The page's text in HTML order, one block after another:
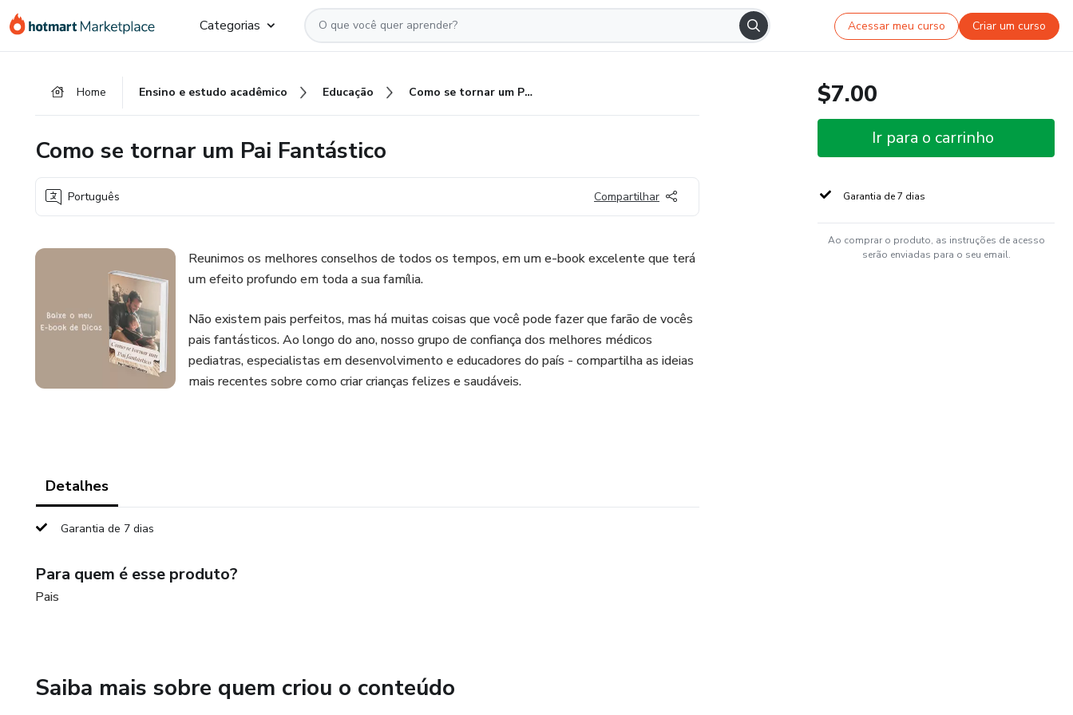
para
para
para
Categorias Acessar meu curso Criar um curso
Home Ensino e estudo acadêmico Educação Como se tornar um Pai Fantástico
Como se tornar um Pai Fantástico
Português Compartilhar
Reunimos os melhores conselhos de todos os tempos, em um e-book excelente que terá
um efeito profundo em toda a sua família.
Não existem pais perfeitos, mas há muitas coisas que você pode fazer que farão de vocês
pais fantásticos. Ao longo do ano, nosso grupo de confiança dos melhores médicos
pediatras, especialistas em desenvolvimento e educadores do país - compartilha as ideias
mais recentes sobre como criar crianças felizes e saudáveis.
Detalhes
Garantia de 7 dias
Para quem é esse produto?
Pais
Saiba mais sobre quem criou o conteúdo
$7.00
Ir para o carrinho
Garantia de 7 dias
Ao comprar o produto, as instruções de acesso
serão enviadas para o seu email.